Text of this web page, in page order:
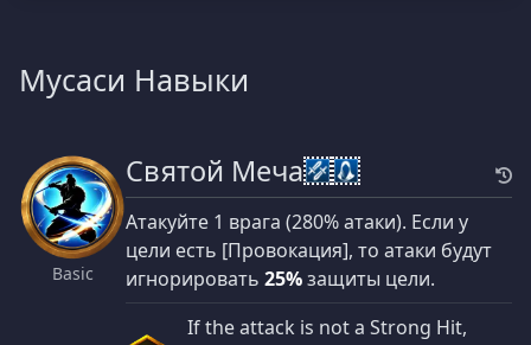
Мусаси Навыки
Basic
Святой Меча
Атакуйте 1 врага (280% атаки). Если у
цели есть [Провокация], то атаки будут
игнорировать 25%защиты цели.
If the attack is not a Strong Hit,